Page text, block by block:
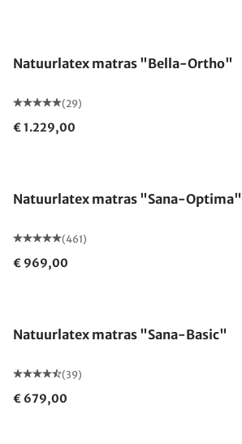
Natuurlatex matras "Bella-Ortho"
(29)
€ 1.229,00
Natuurlatex matras "Sana-Optima"
(461)
€ 969,00
Natuurlatex matras "Sana-Basic"
(39)
€ 679,00